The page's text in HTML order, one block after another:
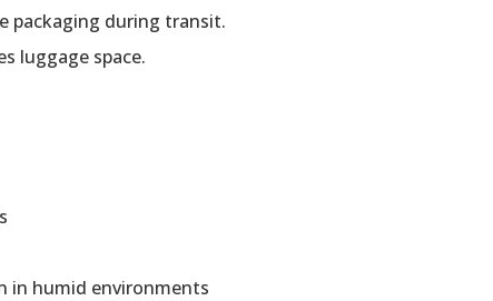
packaging during transit.
luggage space.
in humid environments